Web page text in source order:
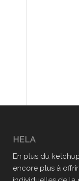
HELA
En plus du
encore plus à